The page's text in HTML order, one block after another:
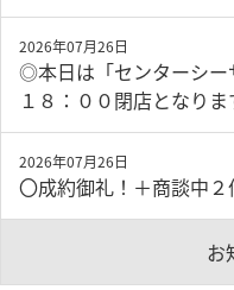
2026年07月26日
◎本日は「センターシー
１８：００閉店となりま
2026年07月26日
〇成約御礼！＋商談中２
お